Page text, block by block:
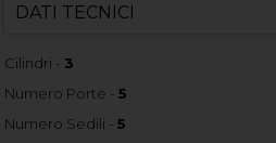
DATI TECNICI
Cilindri - 3
Numero Porte -5
Numero Sedili -5